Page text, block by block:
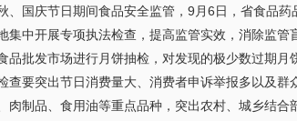
国庆节日期间食品安全监管，9月6日，省食品药
集中开展专项执法检查，提高监管实效，消除监
品批发市场进行月饼抽检，对发现的极少数过期月
要突出节日消费量大、消费者申诉举报多以及群
肉制品、食用油等重点品种，突出农村、城乡结